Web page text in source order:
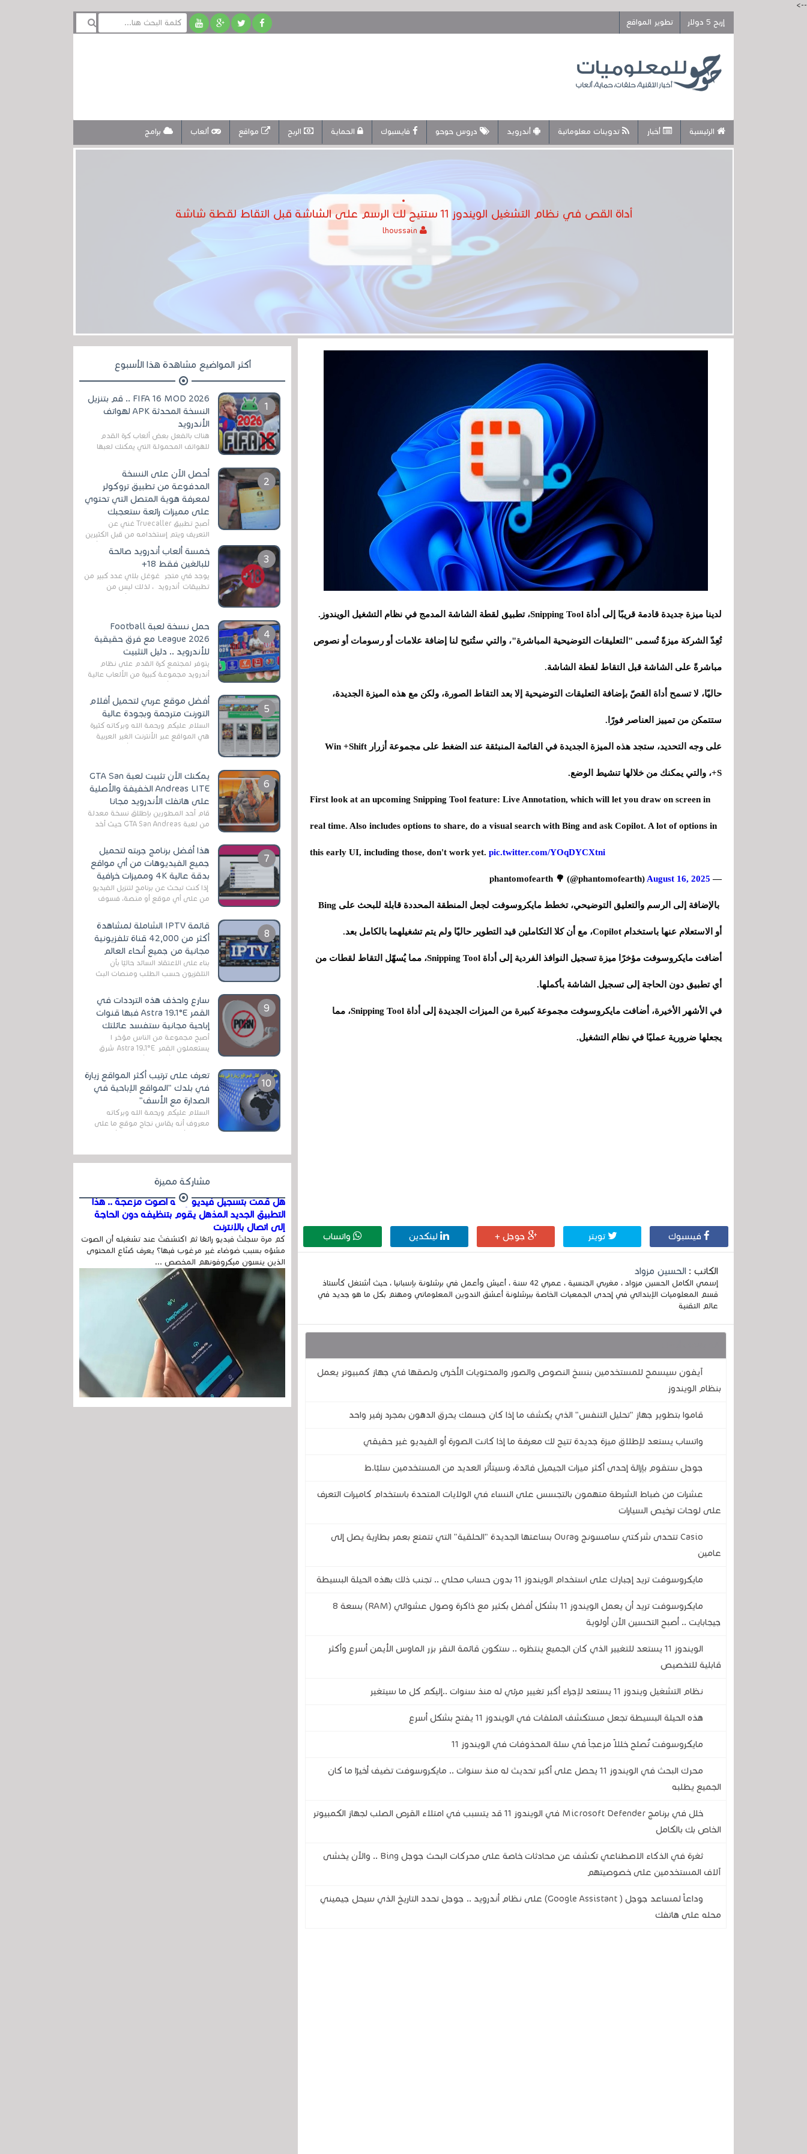
-->
إربح 5 دولار
تطوير المواقع
الرئيسية أخبار تدوينات معلوماتية أندرويد دروس حوحو فايسبوك الحماية الربح مواقع ألعاب برامج
أداة القص في نظام التشغيل الويندوز 11 ستتيح لك الرسم على الشاشة قبل التقاط لقطة شاشة
لدينا ميزة جديدة قادمة قريبًا إلى أداة Snipping Tool، تطبيق لقطة الشاشة المدمج في نظام التشغيل الويندوز.
تُعِدّ الشركة ميزةً تُسمى "التعليقات التوضيحية المباشرة"، والتي ستُتيح لنا إضافة علامات أو رسومات أو نصوص
مباشرةً على الشاشة قبل التقاط لقطة الشاشة.
حاليًا، لا تسمح أداة القصّ بإضافة التعليقات التوضيحية إلا بعد التقاط الصورة، ولكن مع هذه الميزة الجديدة،
ستتمكن من تمييز العناصر فورًا.
على وجه التحديد، ستجد هذه الميزة الجديدة في القائمة المنبثقة عند الضغط على مجموعة أزرار Win +Shift
+S، والتي يمكنك من خلالها تنشيط الوضع.
First look at an upcoming Snipping Tool feature: Live Annotation, which will let you draw on screen in
real time. Also includes options to share, do a visual search with Bing and ask Copilot. A lot of options in
this early UI, including those, don't work yet. pic.twitter.com/YOqDYCXtni
— phantomofearth 🌳 (@phantomofearth)
August 16, 2025
بالإضافة إلى الرسم والتعليق التوضيحي، تخطط مايكروسوفت لجعل المنطقة المحددة قابلة للبحث على Bing
أو الاستعلام عنها باستخدام Copilot، مع أن كلا التكاملين قيد التطوير حاليًا ولم يتم تشغيلهما بالكامل بعد.
أضافت مايكروسوفت مؤخرًا ميزة تسجيل النوافذ الفردية إلى أداة Snipping Tool، مما يُسهّل التقاط لقطات من
أي تطبيق دون الحاجة إلى تسجيل الشاشة بأكملها.
في الأشهر الأخيرة، أضافت مايكروسوفت مجموعة كبيرة من الميزات الجديدة إلى أداة Snipping Tool، مما
يجعلها ضرورية عمليًا في نظام التشغيل.
فيسبوك تويتر جوجل + لينكدين واتساب
الكاتب : الحسين مزواد
إسمي الكامل الحسين مزواد ، مغربي الجنسية ، عمري 42 سنة ، أعيش وأعمل في برشلونة بإسبانيا ، حيث أشتغل كأستاذ
قسم المعلوميات الإبتدائي في إحدى الجمعيات الخاصة ببرشلونة أعشق التدوين المعلوماتي ومهتم بكل ما هو جديد في
عالم التقنية
آيفون سيسمح للمستخدمين بنسخ النصوص والصور والمحتويات الأخرى ولصقها في جهاز كمبيوتر يعمل
بنظام الويندوز
قاموا بتطوير جهاز "تحليل التنفس" الذي يكشف ما إذا كان جسمك يحرق الدهون بمجرد زفير واحد
واتساب يستعد لإطلاق ميزة جديدة تتيح لك معرفة ما إذا كانت الصورة أو الفيديو غير حقيقي
جوجل ستقوم بإزالة إحدى أكثر ميزات الجيميل فائدة، وسيتأثر العديد من المستخدمين سلبًا.ط
عشرات من ضباط الشرطة متهمون بالتجسس على النساء في الولايات المتحدة باستخدام كاميرات التعرف
على لوحات ترخيص السيارات
Casio تتحدى شركتي سامسونج وOura بساعتها الجديدة "الحلقية" التي تتمتع بعمر بطارية يصل إلى
عامين
مايكروسوفت تريد إجبارك على استخدام الويندوز 11 بدون حساب محلي .. تجنب ذلك بهذه الحيلة البسيطة
مايكروسوفت تريد أن يعمل الويندوز 11 بشكل أفضل بكثير مع ذاكرة وصول عشوائي (RAM) بسعة 8
جيجابايت .. أصبح التحسين الآن أولوية
الويندوز 11 يستعد للتغيير الذي كان الجميع ينتظره .. ستكون قائمة النقر بزر الماوس الأيمن أسرع وأكثر
قابلية للتخصيص
نظام التشغيل ويندوز 11 يستعد لإجراء أكبر تغيير مرئي له منذ سنوات ..إليكم كل ما سيتغير
هذه الحيلة البسيطة تجعل مستكشف الملفات في الويندوز 11 يفتح بشكل أسرع
مايكروسوفت تُصلح خللاً مزعجاً في سلة المحذوفات في الويندوز 11
محرك البحث في الويندوز 11 يحصل على أكبر تحديث له منذ سنوات .. مايكروسوفت تضيف أخيرًا ما كان
الجميع يطلبه
خلل في برنامج Microsoft Defender في الويندوز 11 قد يتسبب في امتلاء القرص الصلب لجهاز الكمبيوتر
الخاص بك بالكامل
ثغرة في الذكاء الاصطناعي تكشف عن محادثات خاصة على محركات البحث جوجل Bing .. والآن يخشى
آلاف المستخدمين على خصوصيتهم
وداعاً لمساعد جوجل ( Google Assistant) على نظام أندرويد .. جوجل تحدد التاريخ الذي سيحل جيميني
محله على هاتفك
أكثر المواضيع مشاهدة هذا الأسبوع
FIFA 16 MOD 2026 .. قم بتنزيل
النسخة المحدثة APK لهواتف
الأندرويد
هناك بالفعل بعض ألعاب كرة القدم
للهواتف المحمولة التي يمكنك لعبها
مثل EA Sports ...
أحصل الآن على النسخة
المدفوعة من تطبيق تروكولر
لمعرفة هوية المتصل التي تحتوي
على مميزات رائعة ستعجبك
أصبح تطبيق Truecaller غني عن
التعريف ويتم إستخدامه من قبل الكثيرين
رغم المخاطر المتعلقه به وذلك من أجل
التخلص من المضايقات الكثيرة في
العال...
خمسة ألعاب أندرويد صالحة
للبالغين فقط 18+
يوجد في متجر غوغل بلاي عدد كبير من
تطبيقات أندرويد ، لذلك ليس من
حمل نسخة لعبة Football
League 2026 مع فرق حقيقية
للأندرويد .. دليل التثبيت
يتوفر لمجتمع كرة القدم على نظام
أندرويد مجموعة كبيرة من الألعاب عالية
Sports FC 26 (المعروفة سابقًا باسم ...
أفضل موقع عربي لتحميل أفلام
التورنت مترجمة وبجودة عالية
السلام عليكم ورحمة الله وبركاته كثيرة
هي المواقع عبر الأنترنت الغير العربية
يمكنك الآن تثبيت لعبة GTA San
Andreas LITE الخفيفة والأصلية
على هاتفك الأندرويد مجانا
قام أحد المطورين بإطلاق نسخة معدلة
من لعبة GTA San Andreas حيث أخد
وق...
هذا أفضل برنامج جربته لتحميل
جميع الفيديوهات من أي مواقع
بدقة عالية 4K ومميزات خرافية
إذا كنت تبحث عن برنامج لتنزيل الفيديو
من على أي موقع أو منصة، فسوف
الخاصة بالبرامج والتطبيقات في هذا
المج...
قائمة IPTV الشاملة لمشاهدة
أكثر من 42,000 قناة تلفزيونية
مجانية من جميع أنحاء العالم
بناءً على الاعتقاد السائد حاليًا بأن
التلفزيون حسب الطلب ومنصات البث
سارع واحذف هذه الترددات في
القمر Astra 19.1°E فبها قنوات
إباحية مجانية ستفسد عائلتك
أصبح مجموعة من الناس مؤخر ا
يستعملون القمر Astra 19.1°E شرق
قنوات مميزة جدا تنقل العديد من البرامج
اله...
تعرف على ترتيب أكثر المواقع زيارة
في بلدك "المواقع الإباحية في
الصدارة مع الأسف"
السلام عليكم ورحمة الله وبركاته
معروف أنه يقاس نجاح موقع ما على
في...
مشاركة مميزة
هل قمت بتسجيل فيديو وفيه أصوت مزعجة .. هذا
التطبيق الجديد المذهل يقوم بتنظيفه دون الحاجة
إلى اتصال بالإنترنت
كم مرة سجلتَ فيديو رائعًا ثم اكتشفتَ عند تشغيله أن الصوت
مشوّه بسبب ضوضاء غير مرغوب فيها؟ يعرف صُنّاع المحتوى
الذين ينسون ميكروفونهم المخصص ...